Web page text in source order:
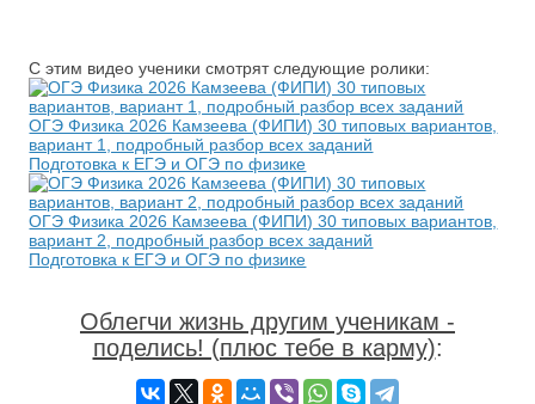
С этим видео ученики смотрят следующие ролики:
ОГЭ Физика 2026 Камзеева (ФИПИ) 30 типовых вариантов,
вариант 1, подробный разбор всех заданий
Подготовка к ЕГЭ и ОГЭ по физике
ОГЭ Физика 2026 Камзеева (ФИПИ) 30 типовых вариантов,
вариант 2, подробный разбор всех заданий
Подготовка к ЕГЭ и ОГЭ по физике
Облегчи жизнь другим ученикам -
поделись! (плюс тебе в карму):